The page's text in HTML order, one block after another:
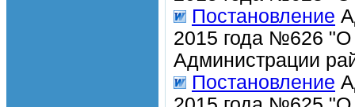
Постановление
2015 года №626 "О
Администрации
Постановление